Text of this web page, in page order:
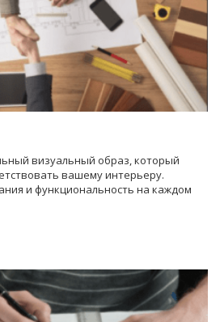
визуальный образ, который
вашему интерьеру.
и функциональность на каждом